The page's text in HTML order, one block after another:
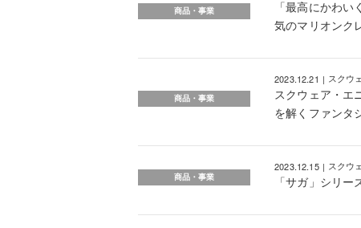
商品・事業
「最高にかわ
気のマリオンク
商品・事業
2023.12.21 スクウ
スクウェア・エ
を解くファンタ
商品・事業
2023.12.15 スクウ
「サガ」シリ